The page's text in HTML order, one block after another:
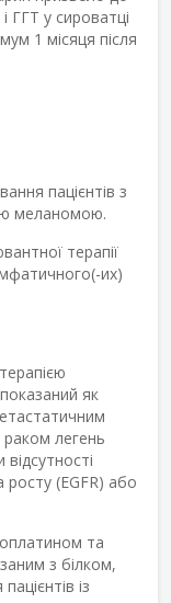
ГГТ у сироватці
1 місяця після
пацієнтів з
меланомою.
терапії
их)
як
раком легень
росту (EGFR) або
та
з білком,
із